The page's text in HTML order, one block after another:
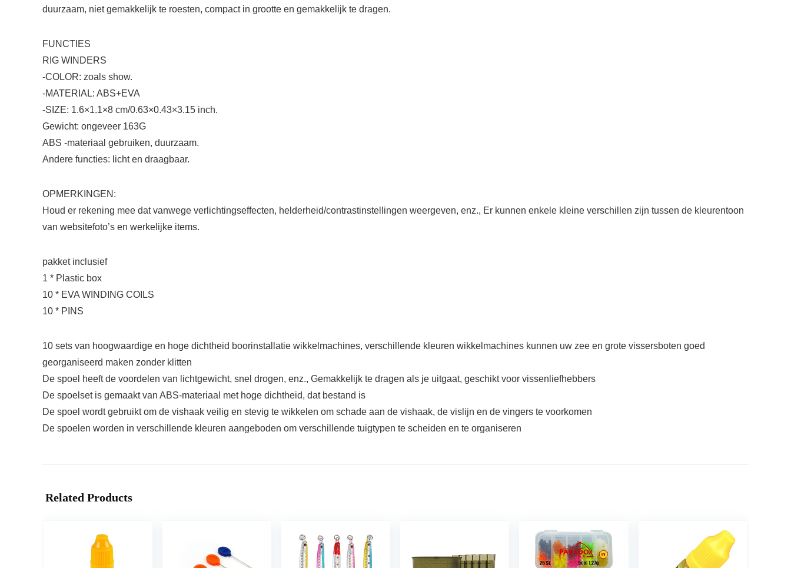
duurzaam, niet gemakkelijk te roesten, compact in grootte en gemakkelijk te dragen.
FUNCTIES
RIG WINDERS
-COLOR: zoals show.
-MATERIAL: ABS+EVA
-SIZE: 1.6×1.1×8 cm/0.63×0.43×3.15 inch.
Gewicht: ongeveer 163G
ABS -materiaal gebruiken, duurzaam.
Andere functies: licht en draagbaar.
OPMERKINGEN:
Houd er rekening mee dat vanwege verlichtingseffecten, helderheid/contrastinstellingen weergeven, enz., Er kunnen enkele kleine verschillen zijn tussen de kleurentoon
van websitefoto’s en werkelijke items.
pakket inclusief
1 * Plastic box
10 * EVA WINDING COILS
10 * PINS
10 sets van hoogwaardige en hoge dichtheid boorinstallatie wikkelmachines, verschillende kleuren wikkelmachines kunnen uw zee en grote vissersboten goed
georganiseerd maken zonder klitten
De spoel heeft de voordelen van lichtgewicht, snel drogen, enz., Gemakkelijk te dragen als je uitgaat, geschikt voor vissenliefhebbers
De spoelset is gemaakt van ABS-materiaal met hoge dichtheid, dat bestand is
De spoel wordt gebruikt om de vishaak veilig en stevig te wikkelen om schade aan de vishaak, de vislijn en de vingers te voorkomen
De spoelen worden in verschillende kleuren aangeboden om verschillende tuigtypen te scheiden en te organiseren
Related Products